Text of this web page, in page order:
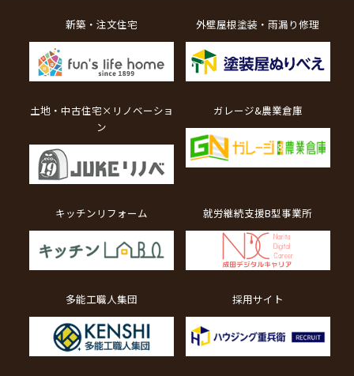
新築・注文住宅 外壁屋根塗装・雨漏り修理
土地・中古住宅×リノベーショ
ン
ガレージ&農業倉庫
キッチンリフォーム 就労継続支援B型事業所
多能工職人集団 採用サイト